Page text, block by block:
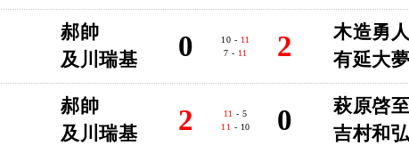
0
郝帥
及川瑞基
10 - 11
7 - 11 2
木造勇人
有延大夢
2
郝帥
及川瑞基
11 - 5
11 - 10 0
萩原啓至
吉村和弘